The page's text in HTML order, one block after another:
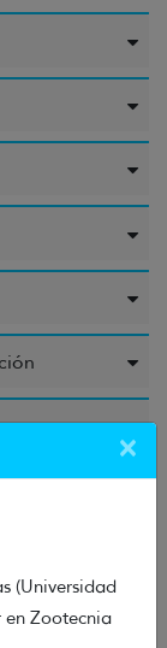
×
(Universidad
Zootecnia